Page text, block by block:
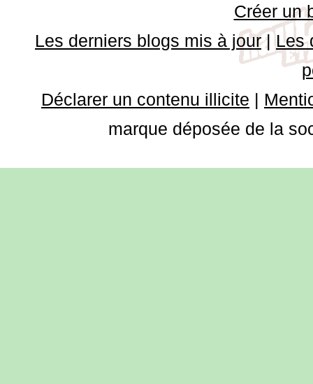
Créer un
Les derniers blogs mis à jour|Les
Déclarer un contenu illicite |
marque déposée de la